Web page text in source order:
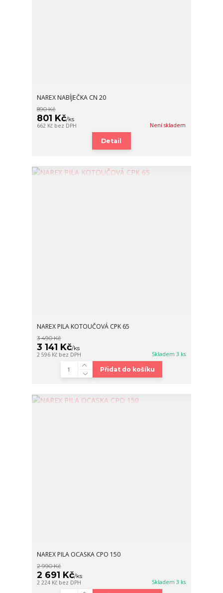
NAREX NABÍJEČKA CN 20
890 Kč
801 Kč/ks
662 Kč bez DPH Není skladem
Detail
NAREX PILA KOTOUČOVÁ CPK 65
3 490 Kč
3 141 Kč/ks
2 596 Kč bez DPH Skladem 3 ks
Přidat do košíku
NAREX PILA OCASKA CPO 150
2 990 Kč
2 691 Kč/ks
2 224 Kč bez DPH Skladem 3 ks